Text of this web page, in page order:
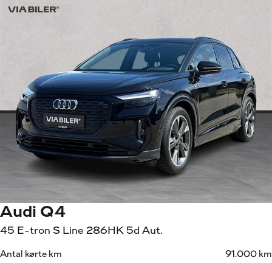
Audi Q4
45 E-tron S Line 286HK 5d Aut.
Antal kørte km
91.000 km